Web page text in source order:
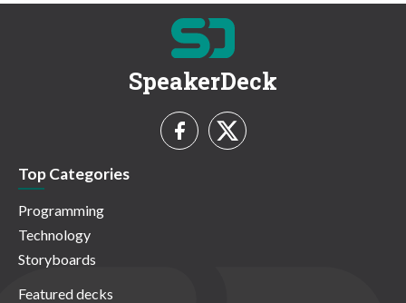
SpeakerDeck
Top Categories
Programming
Technology
Storyboards
Featured decks